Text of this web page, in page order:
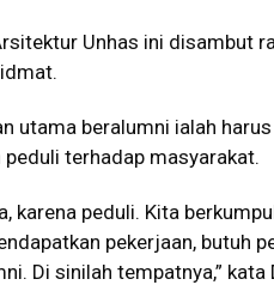
Unhas ini disambut
utama beralumni ialah
terhadap masyarakat.
karena peduli. Kita
pekerjaan, butuh
Di sinilah tempatnya,”